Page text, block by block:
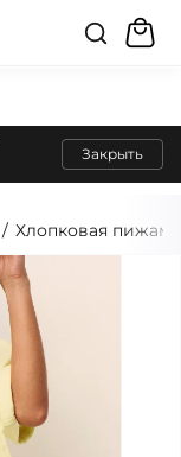
Закрыть
Хлопковая пижама